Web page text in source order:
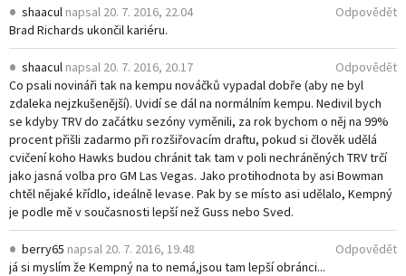
shaacul napsal 20. 7. 2016, 22.04
Brad Richards ukončil kariéru.
Odpovědět
shaacul napsal 20. 7. 2016, 20.17
Co psali novináři tak na kempu nováčků vypadal dobře (aby ne byl
zdaleka nejzkušenější). Uvidí se dál na normálním kempu. Nedivil bych
se kdyby TRV do začátku sezóny vyměnili, za rok bychom o něj na 99%
procent přišli zadarmo při rozšiřovacím draftu, pokud si člověk udělá
cvičení koho Hawks budou chránit tak tam v poli nechráněných TRV trčí
jako jasná volba pro GM Las Vegas. Jako protihodnota by asi Bowman
chtěl nějaké křídlo, ideálně levase. Pak by se místo asi udělalo, Kempný
je podle mě v současnosti lepší než Guss nebo Sved.
Odpovědět
berry65 napsal 20. 7. 2016, 19.48
já si myslím že Kempný na to nemá,jsou tam lepší obránci...
Odpovědět